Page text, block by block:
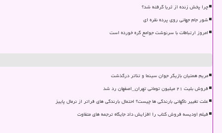
چرا پخش زنده از ثریا گرفته شد؟
شور جام جهانی روی پرده نقره ای
امروز ارتباطات با سرنوشت جوامع گره خورده است
مریم همتیان بازیگر جوان سینما و تئاتر درگذشت
فروش بلیت ۲۱ میلیون تومانی تهران_اصفهان رد شد
علت تغییر ناگهانی بارندگی ها چیست؟ احتمال بارندگی های فراتر از نرمال پاییز
فیلم اودیسه فروش کتاب را افزایش داد جایگاه ترجمه های متفاوت